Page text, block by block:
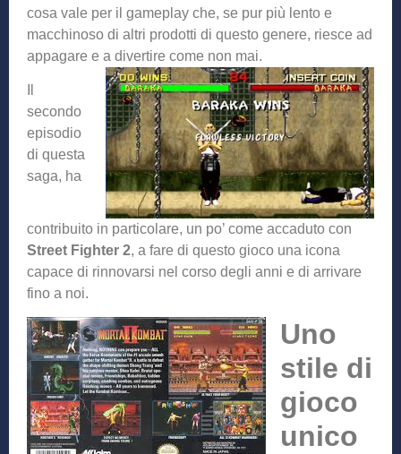
cosa vale per il gameplay che, se pur più lento e
macchinoso di altri prodotti di questo genere, riesce ad
appagare e a divertire come non mai.
secondo
episodio
di questa
saga, ha
contribuito in particolare, un po’ come accaduto con
Street Fighter 2, a fare di questo gioco una icona
capace di rinnovarsi nel corso degli anni e di arrivare
fino a noi.
Uno
stile di
gioco
unico